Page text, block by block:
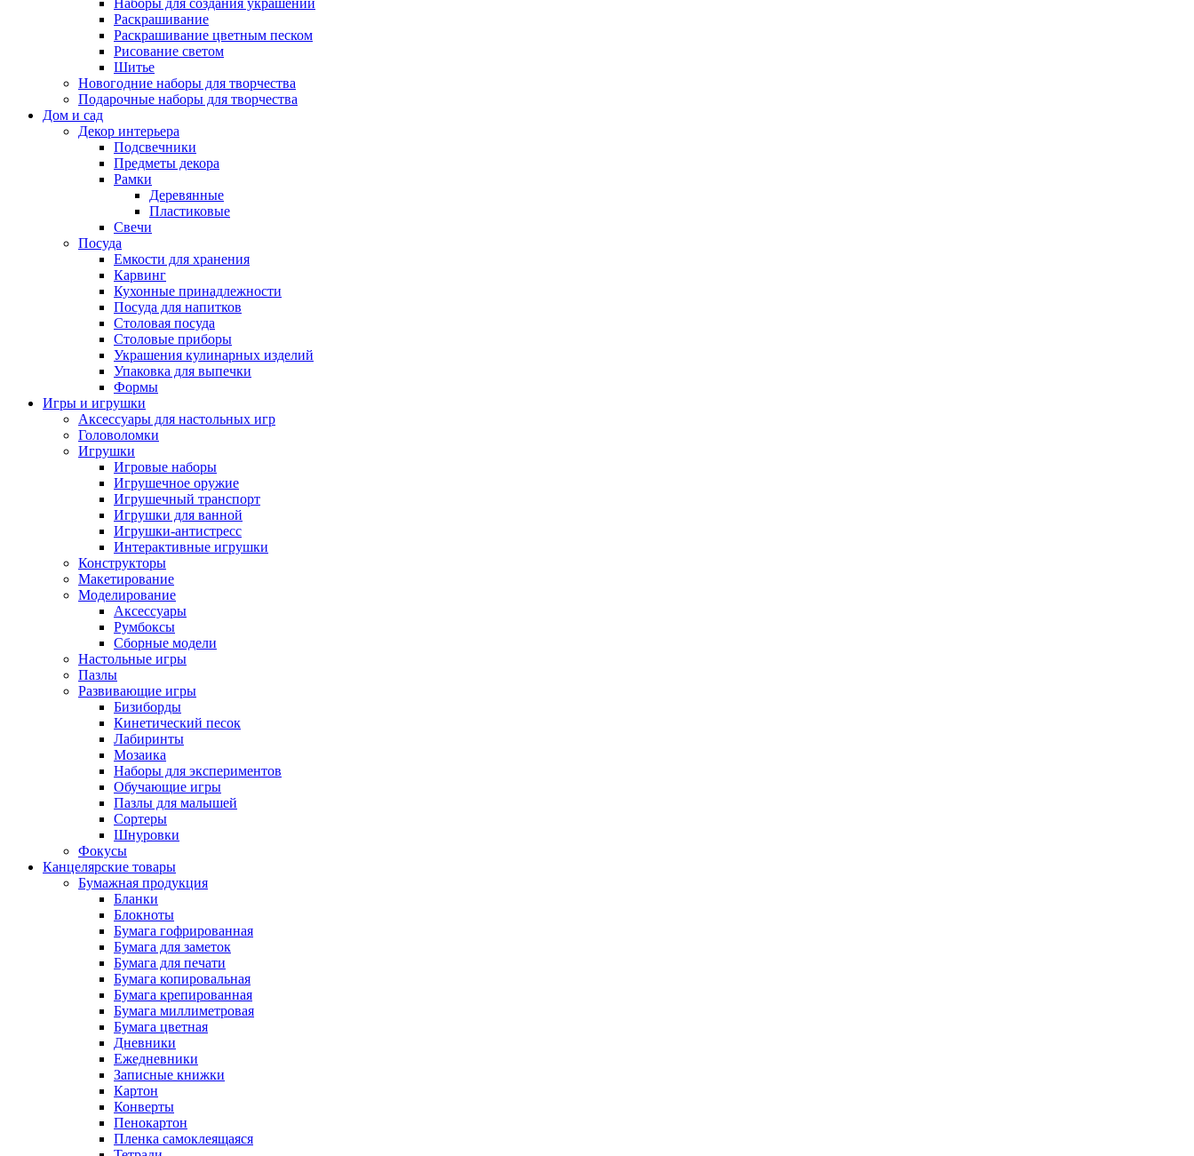
Наборы для создания украшений
Раскрашивание
Раскрашивание цветным песком
Рисование светом
Шитье
Новогодние наборы для творчества
Подарочные наборы для творчества
Дом и сад
Декор интерьера
Подсвечники
Предметы декора
Рамки
Деревянные
Пластиковые
Свечи
Посуда
Емкости для хранения
Карвинг
Кухонные принадлежности
Посуда для напитков
Столовая посуда
Столовые приборы
Украшения кулинарных изделий
Упаковка для выпечки
Формы
Игры и игрушки
Аксессуары для настольных игр
Головоломки
Игрушки
Игровые наборы
Игрушечное оружие
Игрушечный транспорт
Игрушки для ванной
Игрушки-антистресс
Интерактивные игрушки
Конструкторы
Макетирование
Моделирование
Аксессуары
Румбоксы
Сборные модели
Настольные игры
Пазлы
Развивающие игры
Бизиборды
Кинетический песок
Лабиринты
Мозаика
Наборы для экспериментов
Обучающие игры
Пазлы для малышей
Сортеры
Шнуровки
Фокусы
Канцелярские товары
Бумажная продукция
Бланки
Блокноты
Бумага гофрированная
Бумага для заметок
Бумага для печати
Бумага копировальная
Бумага крепированная
Бумага миллиметровая
Бумага цветная
Дневники
Ежедневники
Записные книжки
Картон
Конверты
Пенокартон
Пленка самоклеящаяся